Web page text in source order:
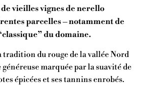
vieilles vignes de nerello
parcelles – notamment de
du domaine.
tradition du rouge de la vallée Nord
marquée par la suavité de
épicées et ses tannins enrobés.